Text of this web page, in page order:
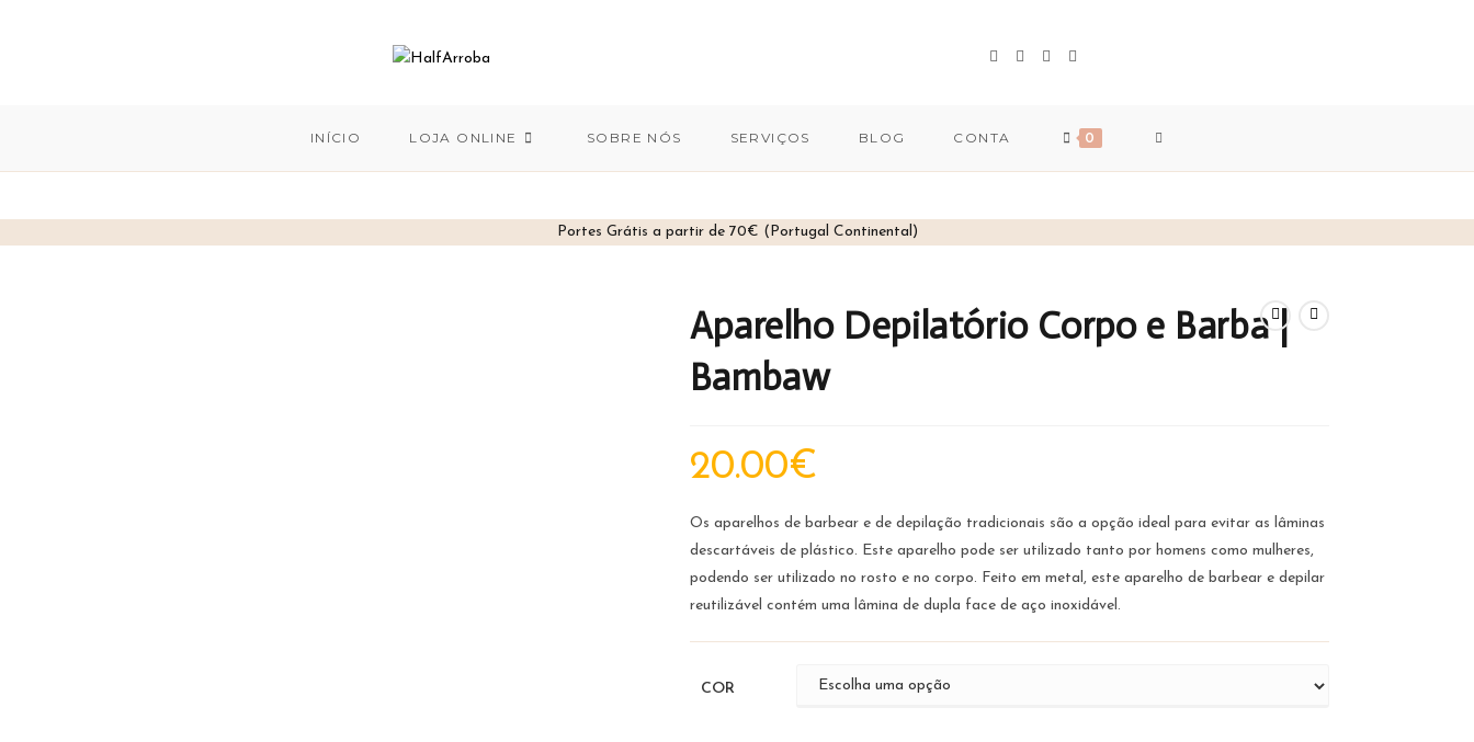
Portes Grátis a partir de 70€ (Portugal Continental)
INÍCIO LOJA ONLINE SOBRE NÓS SERVIÇOS BLOG CONTA 0 TOGGLE
Aparelho Depilatório Corpo e Barba |
Bambaw
20.00€
Os aparelhos de barbear e de depilação tradicionais são a opção ideal para evitar as lâminas
descartáveis de plástico. Este aparelho pode ser utilizado tanto por homens como mulheres,
podendo ser utilizado no rosto e no corpo. Feito em metal, este aparelho de barbear e depilar
reutilizável contém uma lâmina de dupla face de aço inoxidável.
COR